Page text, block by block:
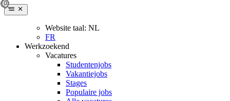
Website taal: NL
FR
Werkzoekend
Vacatures
Studentenjobs
Vakantiejobs
Stages
Populaire jobs